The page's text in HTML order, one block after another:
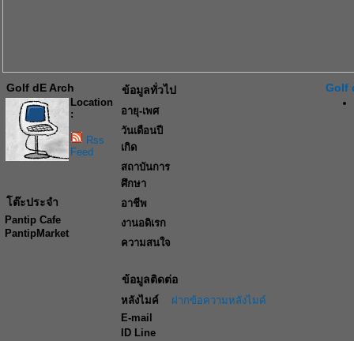
Golf dE Arch
Location
:
Rss
Feed
โต๊ะประจำ
Pantip Cafe
PantipMarket
ข้อมูลทั่วไป
อายุ-เพศ
วันเดือนปี
เกิด
สถาบันการ
ศึกษา
อาชีพ
งานอดิเรก
ความสนใจ
ข้อมูลติดต่อ
หลังไมค์
ฝากข้อความหลังไมค์
E-mail
ID Line
Golf